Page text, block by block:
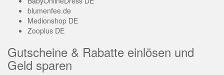
blumenfee.de
Medionshop DE
Zooplus DE
Gutscheine & Rabatte einlösen und
Geld sparen